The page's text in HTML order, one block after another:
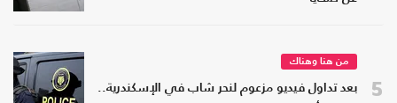
5
من هنا وهناك
بعد تداول فيديو مزعوم لنحر شاب في الإسكندرية..